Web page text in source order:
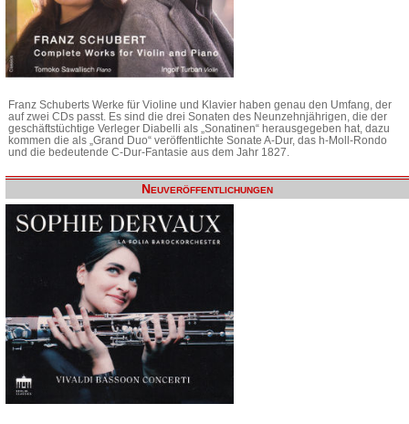
Franz Schuberts Werke für Violine und Klavier haben genau den Umfang, der
auf zwei CDs passt. Es sind die drei Sonaten des Neunzehnjährigen, die der
geschäftstüchtige Verleger Diabelli als „Sonatinen“ herausgegeben hat, dazu
kommen die als „Grand Duo“ veröffentlichte Sonate A-Dur, das h-Moll-Rondo
und die bedeutende C-Dur-Fantasie aus dem Jahr 1827.
Neuveröffentlichungen